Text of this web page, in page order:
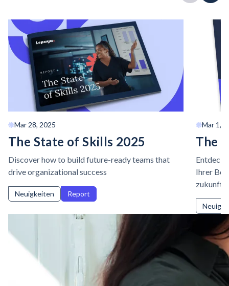
Mar 28, 2025
The State of Skills 2025
Discover how to build future-ready teams that
drive organizational success
Neuigkeiten Report
Mar 1,
The
Ihrer